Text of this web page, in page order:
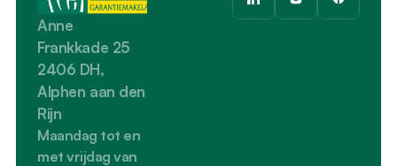
Anne
Frankkade 25
2406 DH,
Alphen aan den
Rijn
Maandag tot en
met vrijdag van